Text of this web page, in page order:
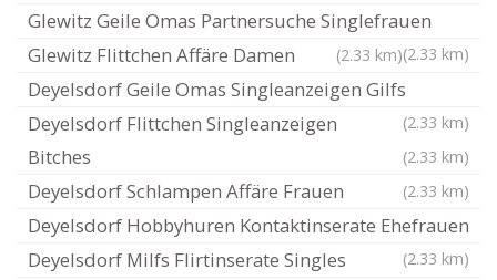
Glewitz Geile Omas Partnersuche Singlefrauen
(2.33 km)
Glewitz Flittchen Affäre Damen (2.33 km)
Deyelsdorf Geile Omas Singleanzeigen Gilfs
(2.33 km)
Deyelsdorf Flittchen Singleanzeigen
Bitches
(2.33 km)
Deyelsdorf Schlampen Affäre Frauen (2.33 km)
Deyelsdorf Hobbyhuren Kontaktinserate Ehefrauen
(2.33 km)
Deyelsdorf Milfs Flirtinserate Singles